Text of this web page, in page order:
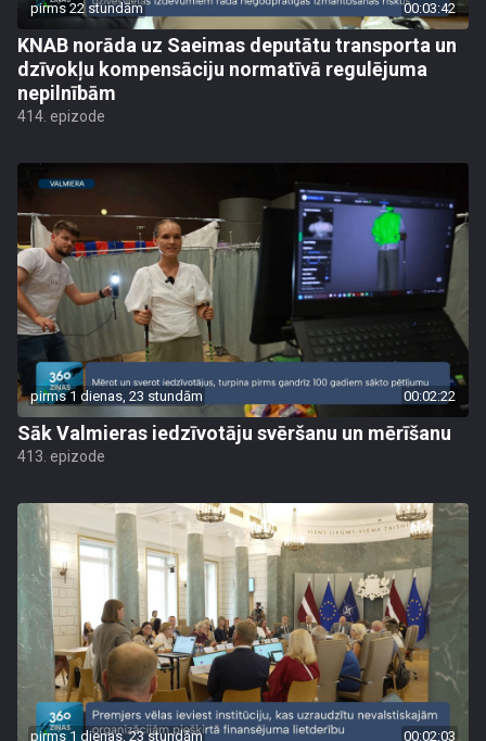
pirms 22 stundām 00:03:42
KNAB norāda uz Saeimas deputātu transporta un
dzīvokļu kompensāciju normatīvā regulējuma
nepilnībām
414. epizode
pirms 1 dienas, 23 stundām 00:02:22
Sāk Valmieras iedzīvotāju svēršanu un mērīšanu
413. epizode
pirms 1 dienas, 23 stundām 00:02:03